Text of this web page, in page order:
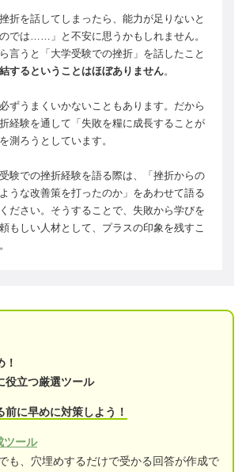
折を話してしまったら、能力が足りないと
では……」と不安に思うかもしれません。
言うと「大学受験での挫折」を話したこと
するということはほぼありません。
ずうまくいかないこともあります。だから
経験を通して「失敗を糧に成長することが
測ろうとしています。
験での挫折経験を語る際は、「挫折からの
うな改善策を打ったのか」をあわせて語る
ださい。そうすることで、失敗から学びを
もしい人材として、プラスの印象を残すこ
！
役立つ厳選ツール
に早めに対策しよう！
ツール
も、穴埋めするだけで受かる回答が作成で